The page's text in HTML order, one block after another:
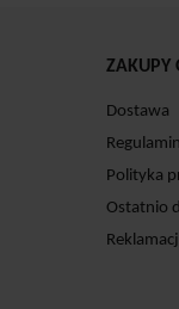
ZAKUPY
Dostawa
Polityka
Ostatnio